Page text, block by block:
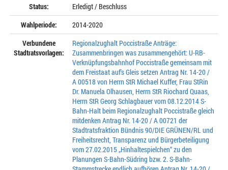
Status:
Erledigt / Beschluss
Wahlperiode:
2014-2020
Verbundene
Stadtratsvorlagen:
Regionalzughalt Poccistraße Anträge:
Zusammenbringen was zusammengehört: U-RB-
Verknüpfungsbahnhof Poccistraße gemeinsam mit
dem Freistaat auf's Gleis setzen Antrag Nr. 14-20 /
A 00518 von Herrn StR Michael Kuffer, Frau StRin
Dr. Manuela Olhausen, Herrn StR Riochard Quaas,
Herrn StR Georg Schlagbauer vom 08.12.2014 S-
Bahn-Halt beim Regionalzughalt Poccistraße gleich
mitdenken Antrag Nr. 14-20 / A 00721 der
Stadtratsfraktion Bündnis 90/DIE GRÜNEN/RL und
Freiheitsrecht, Transparenz und Bürgerbeteiligung
vom 27.02.2015 „Hinhaltespielchen“ zu den
Planungen S-Bahn-Südring bzw. 2. S-Bahn-